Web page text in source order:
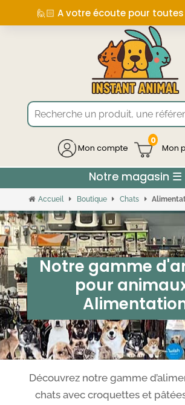
🙋🏻 A votre écoute pour toutes questions
Mon compte
0
Accueil Boutique Chats
Notre gamme
pour
Découvrez notre gamme
chats avec croquettes et